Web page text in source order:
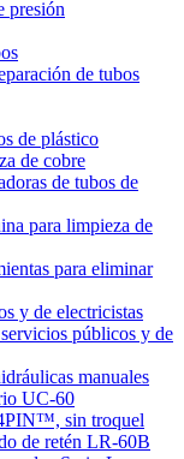
presión
de tubos
de plástico
de cobre
de tubos de
para limpieza de
para eliminar
y de electricistas
públicos y de
manuales
UC-60
sin troquel
de retén LR-60B